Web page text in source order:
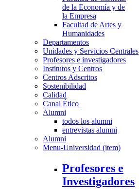
de la Economía y de
la Empresa
Facultad de Artes y
Humanidades
Departamentos
Unidades y Servicios Centrales
Profesores e investigadores
Institutos y Centros
Centros Adscritos
Sostenibilidad
Calidad
Canal Ético
Alumni
todos los alumni
entrevistas alumni
Alumni
Menu-Universidad (item)
Profesores e
Investigadores